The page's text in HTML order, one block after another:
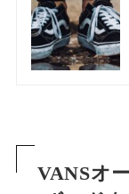
VANSオ